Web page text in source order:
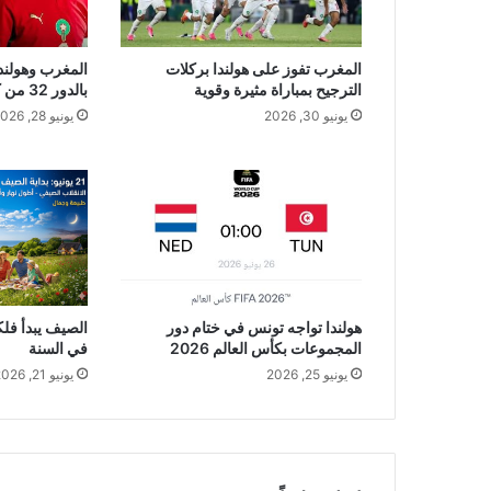
المغرب تفوز على هولندا بركلات
الترجيح بمباراة مثيرة وقوية
يونيو 30, 2026
المغرب
بالدور 32 من كأس العالم 2026
يونيو 28, 2026
هولندا تواجه تونس في ختام دور
المجموعات بكأس العالم 2026
يونيو 25, 2026
في السنة
يونيو 21, 2026